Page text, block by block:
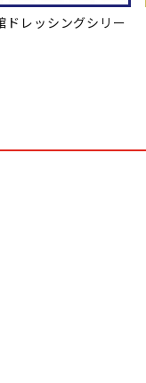
ドレッシングシリー